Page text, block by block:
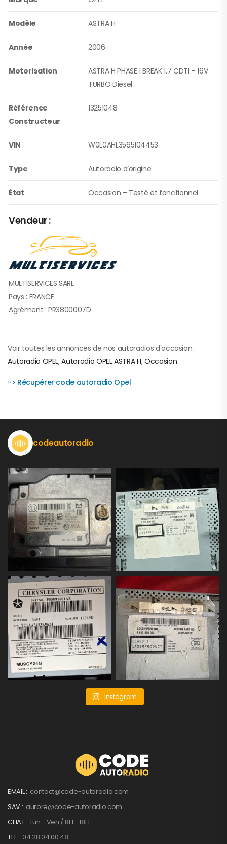
Modèle ASTRA H
Année 2006
Motorisation
ASTRA H PHASE 1 BREAK 1.7 CDTI – 16V
TURBO Diesel
Référence
Constructeur
13251048
VIN W0L0AHL3565104453
Type Autoradio d’origine
État Occasion – Testé et fonctionnel
Vendeur :
MULTISERVICES SARL
Pays : FRANCE
Agrément : PR3800007D
Voir toutes les annonces de nos autoradios d'occasion :
Autoradio OPEL,Autoradio OPEL ASTRA H,Occasion
-> Récupérer code autoradio Opel
codeautoradio
Instagram
EMAIL : contact@code-autoradio.com
SAV : aurore@code-autoradio.com
CHAT : Lun - Ven / 8H - 18H
TEL : 04 28 04 00 48